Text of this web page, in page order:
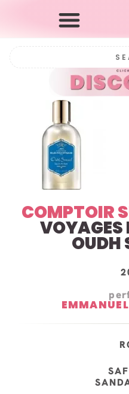
COMPTOIR
VOYAGES
OUDH